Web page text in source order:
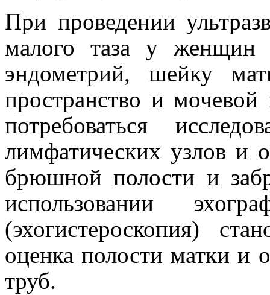
При проведении
малого таза у женщин
эндометрий, шейку
пространство и
потребоваться
лимфатических узлов и
брюшной полости и
использовании
(эхогистероскопия)
оценка полости матки и
труб.